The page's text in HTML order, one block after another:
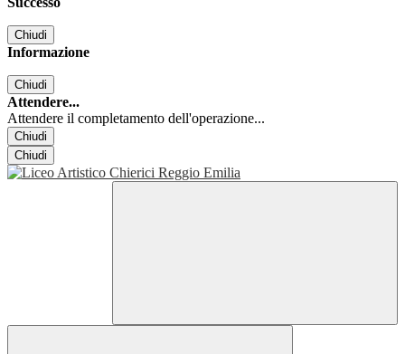
Chiudi
Informazione
Chiudi
Attendere...
Attendere il completamento dell'operazione...
Chiudi
Chiudi